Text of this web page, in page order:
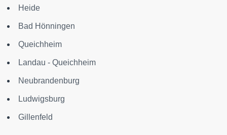
Heide
Bad Hönningen
Queichheim
Landau - Queichheim
Neubrandenburg
Ludwigsburg
Gillenfeld